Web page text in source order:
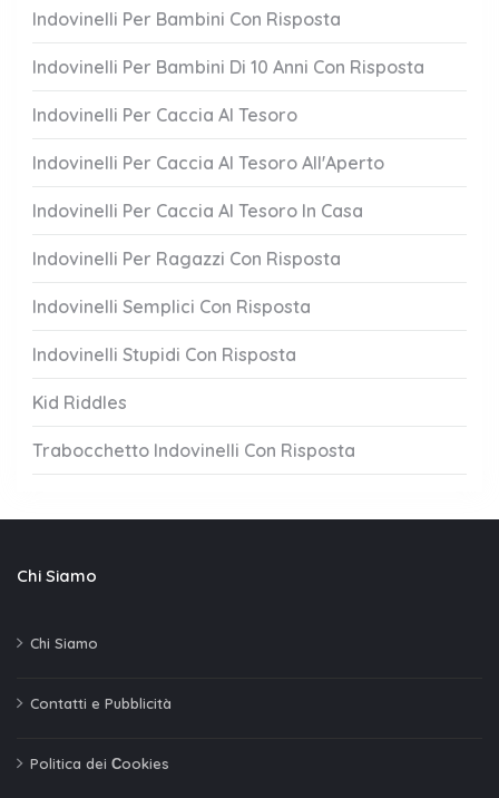
Indovinelli Per Bambini Con Risposta
Indovinelli Per Bambini Di 10 Anni Con Risposta
Indovinelli Per Caccia Al Tesoro
Indovinelli Per Caccia Al Tesoro All'Aperto
Indovinelli Per Caccia Al Tesoro In Casa
Indovinelli Per Ragazzi Con Risposta
Indovinelli Semplici Con Risposta
Indovinelli Stupidi Con Risposta
Kid Riddles
Trabocchetto Indovinelli Con Risposta
Chi Siamo
Chi Siamo
Contatti e Pubblicità
Politica dei Сookies